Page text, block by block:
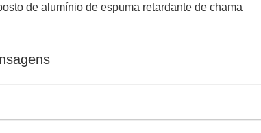
de alumínio de espuma retardante de chama